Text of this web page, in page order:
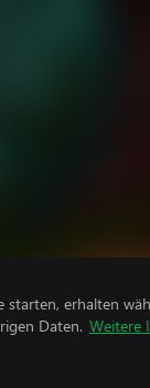
starten, erhalten
Daten. Weitere